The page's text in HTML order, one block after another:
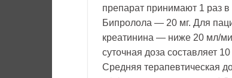
препарат принимают 1 раз
Бипролола — 20 мг. Для
креатинина — ниже 20 мл/
суточная доза составляет
Средняя терапевтическая